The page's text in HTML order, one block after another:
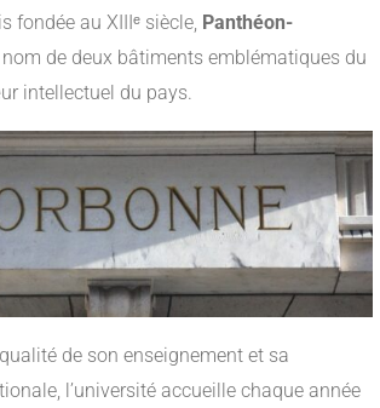
fondée au XIIIᵉ siècle, Panthéon-
de deux bâtiments emblématiques du
intellectuel du pays.
de son enseignement et sa
l’université accueille chaque année